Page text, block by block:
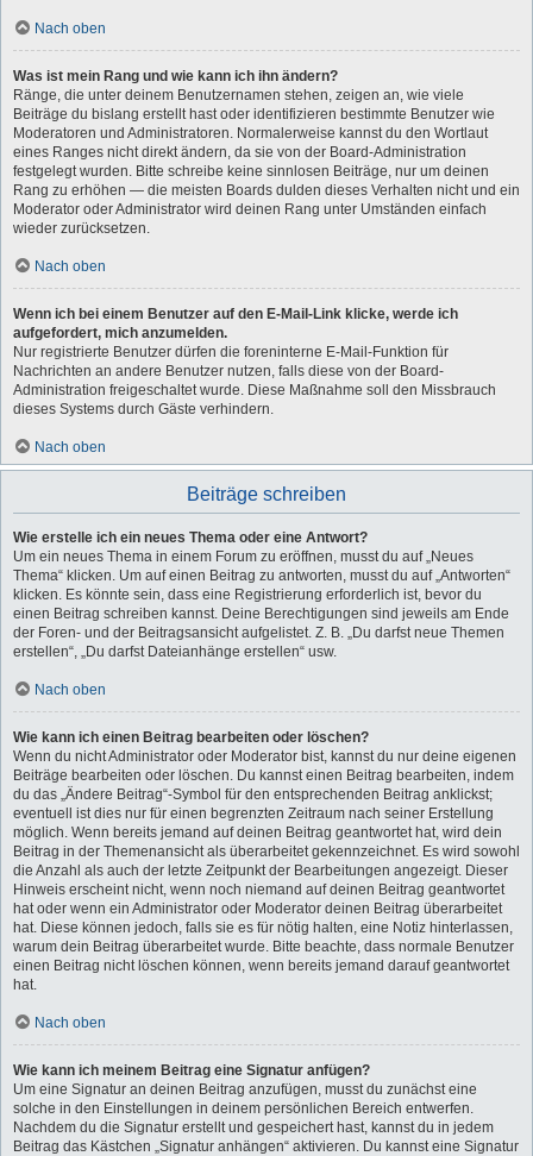
Nach oben
Was ist mein Rang und wie kann ich ihn ändern?
Ränge, die unter deinem Benutzernamen stehen, zeigen an, wie viele
Beiträge du bislang erstellt hast oder identifizieren bestimmte Benutzer wie
Moderatoren und Administratoren. Normalerweise kannst du den Wortlaut
eines Ranges nicht direkt ändern, da sie von der Board-Administration
festgelegt wurden. Bitte schreibe keine sinnlosen Beiträge, nur um deinen
Rang zu erhöhen — die meisten Boards dulden dieses Verhalten nicht und ein
Moderator oder Administrator wird deinen Rang unter Umständen einfach
wieder zurücksetzen.
Nach oben
Wenn ich bei einem Benutzer auf den E-Mail-Link klicke, werde ich
aufgefordert, mich anzumelden.
Nur registrierte Benutzer dürfen die foreninterne E-Mail-Funktion für
Nachrichten an andere Benutzer nutzen, falls diese von der Board-
Administration freigeschaltet wurde. Diese Maßnahme soll den Missbrauch
dieses Systems durch Gäste verhindern.
Nach oben
Beiträge schreiben
Wie erstelle ich ein neues Thema oder eine Antwort?
Um ein neues Thema in einem Forum zu eröffnen, musst du auf „Neues
Thema“ klicken. Um auf einen Beitrag zu antworten, musst du auf „Antworten“
klicken. Es könnte sein, dass eine Registrierung erforderlich ist, bevor du
einen Beitrag schreiben kannst. Deine Berechtigungen sind jeweils am Ende
der Foren- und der Beitragsansicht aufgelistet. Z. B. „Du darfst neue Themen
erstellen“, „Du darfst Dateianhänge erstellen“ usw.
Nach oben
Wie kann ich einen Beitrag bearbeiten oder löschen?
Wenn du nicht Administrator oder Moderator bist, kannst du nur deine eigenen
Beiträge bearbeiten oder löschen. Du kannst einen Beitrag bearbeiten, indem
du das „Ändere Beitrag“-Symbol für den entsprechenden Beitrag anklickst;
eventuell ist dies nur für einen begrenzten Zeitraum nach seiner Erstellung
möglich. Wenn bereits jemand auf deinen Beitrag geantwortet hat, wird dein
Beitrag in der Themenansicht als überarbeitet gekennzeichnet. Es wird sowohl
die Anzahl als auch der letzte Zeitpunkt der Bearbeitungen angezeigt. Dieser
Hinweis erscheint nicht, wenn noch niemand auf deinen Beitrag geantwortet
hat oder wenn ein Administrator oder Moderator deinen Beitrag überarbeitet
hat. Diese können jedoch, falls sie es für nötig halten, eine Notiz hinterlassen,
warum dein Beitrag überarbeitet wurde. Bitte beachte, dass normale Benutzer
einen Beitrag nicht löschen können, wenn bereits jemand darauf geantwortet
hat.
Nach oben
Wie kann ich meinem Beitrag eine Signatur anfügen?
Um eine Signatur an deinen Beitrag anzufügen, musst du zunächst eine
solche in den Einstellungen in deinem persönlichen Bereich entwerfen.
Nachdem du die Signatur erstellt und gespeichert hast, kannst du in jedem
Beitrag das Kästchen „Signatur anhängen“ aktivieren. Du kannst eine Signatur